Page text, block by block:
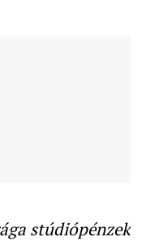
stúdiópénzek